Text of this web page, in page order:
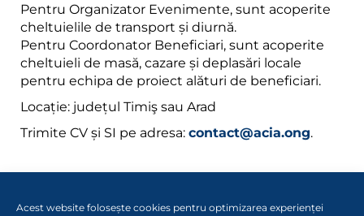
Acest website folosește cookies pentru optimizarea experienței
Pentru Organizator Evenimente, sunt acoperite
cheltuielile de transport și diurnă.
Pentru Coordonator Beneficiari, sunt acoperite
cheltuieli de masă, cazare și deplasări locale
pentru echipa de proiect alături de beneficiari.
Locație: județul Timiş sau Arad
Trimite CV și SI pe adresa: contact@acia.ong.
© COPYRIGHT2026. TOATE DREPTURILE